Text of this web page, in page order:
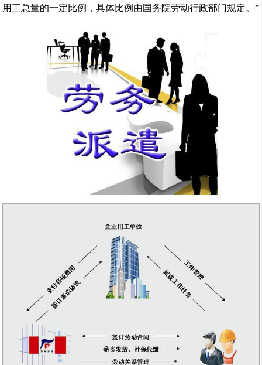
用工总量的一定比例，具体比例由国务院劳动行政部门规定。”